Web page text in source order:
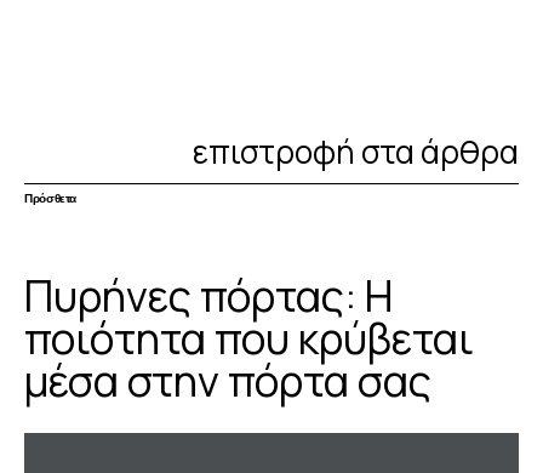
επιστροφή στα άρθρα
Πρόσθετα
Πυρήνες πόρτας: Η
ποιότητα που κρύβεται
μέσα στην πόρτα σας